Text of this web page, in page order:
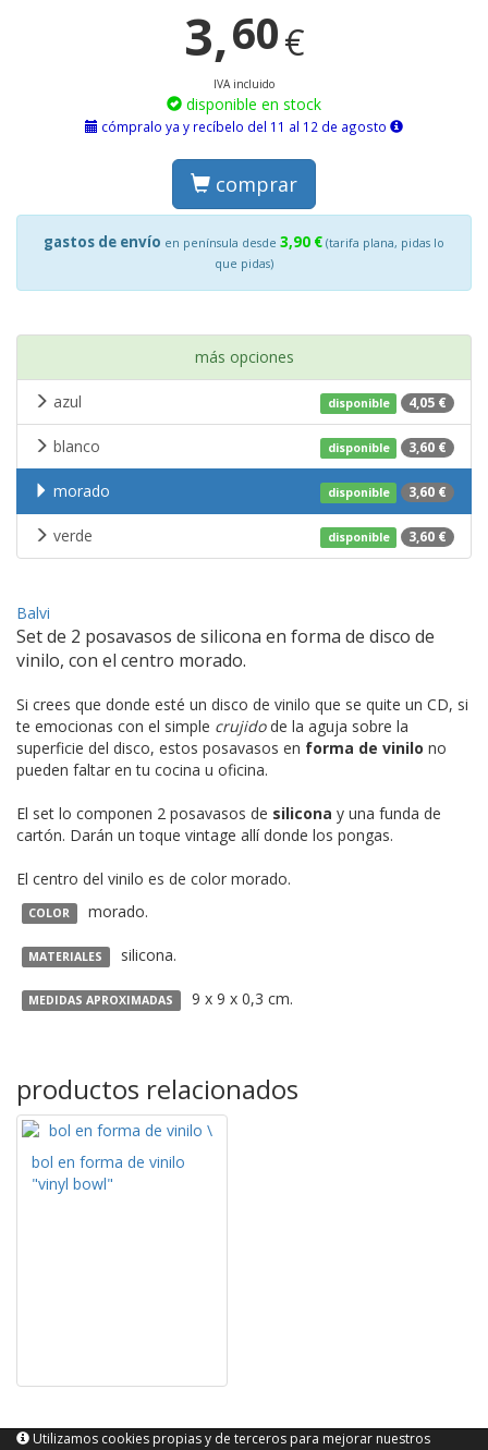
3,60€
IVA incluido
disponible en stock
cómpralo ya y recíbelo del 11 al 12 de agosto
comprar
gastos de envío en península desde 3,90 € (tarifa plana, pidas lo
que pidas)
más opciones
disponible 4,05 €
azul
disponible 3,60 €
blanco
disponible 3,60 €
morado
disponible 3,60 €
verde
Balvi
Set de 2 posavasos de silicona en forma de disco de
vinilo, con el centro morado.
Si crees que donde esté un disco de vinilo que se quite un CD, si
te emocionas con el simple crujidode la aguja sobre la
superficie del disco, estos posavasos en forma de vinilo no
pueden faltar en tu cocina u oficina.
El set lo componen 2 posavasos de silicona y una funda de
cartón. Darán un toque vintage allí donde los pongas.
El centro del vinilo es de color morado.
COLOR morado.
MATERIALES silicona.
MEDIDAS APROXIMADAS 9 x 9 x 0,3 cm.
productos relacionados
bol en forma de vinilo
"vinyl bowl"
Utilizamos cookies propias y de terceros para mejorar nuestros